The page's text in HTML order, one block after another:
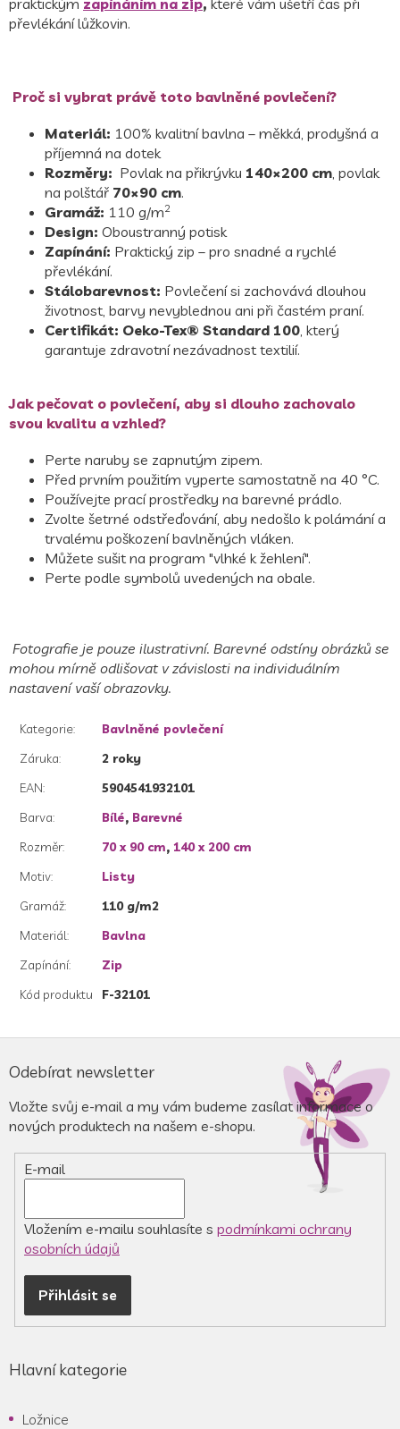
praktickým zapínáním na zip, které vám ušetří čas při
převlékání lůžkovin.
Proč si vybrat právě toto bavlněné povlečení?
Materiál: 100% kvalitní bavlna – měkká, prodyšná a
příjemná na dotek
Rozměry: Povlak na přikrývku 140×200 cm, povlak
na polštář 70×90 cm.
Gramáž: 110 g/m2
Design: Oboustranný potisk
Zapínání: Praktický zip – pro snadné a rychlé
převlékání.
Stálobarevnost: Povlečení si zachovává dlouhou
životnost, barvy nevyblednou ani při častém praní.
Certifikát: Oeko-Tex® Standard 100, který
garantuje zdravotní nezávadnost textilií.
Jak pečovat o povlečení, aby si dlouho zachovalo
svou kvalitu a vzhled?
Perte naruby se zapnutým zipem.
Před prvním použitím vyperte samostatně na 40 °C.
Používejte prací prostředky na barevné prádlo.
Zvolte šetrné odstřeďování, aby nedošlo k polámání a
trvalému poškození bavlněných vláken.
Můžete sušit na program "vlhké k žehlení".
Perte podle symbolů uvedených na obale.
Fotografie je pouze ilustrativní. Barevné odstíny obrázků se
mohou mírně odlišovat v závislosti na individuálním
nastavení vaší obrazovky.
Kategorie:
Bavlněné povlečení
Záruka:
2 roky
EAN:
5904541932101
Barva: Bílé, Barevné
Rozměr: 70 x 90 cm, 140 x 200 cm
Motiv:
Listy
Gramáž:
110 g/m2
Materiál:
Bavlna
Zapínání:
Zip
Kód produktu
F-32101
á
a
Odebírat newsletter
Vložte svůj e-mail a my vám budeme zasílat informace o
nových produktech na našem e-shopu.
E-mail
Vložením e-mailu souhlasíte s podmínkami ochrany
osobních údajů
Přihlásit se
Hlavní kategorie
Ložnice